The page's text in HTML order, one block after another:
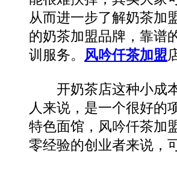
从而进一步了解奶茶加
的奶茶加盟品牌，靠谱
训服务。 风吟仟茶加盟
开奶茶店这种小成本
人来说，是一个很好的
特色面馆，风吟仟茶加
零经验的创业者来说，